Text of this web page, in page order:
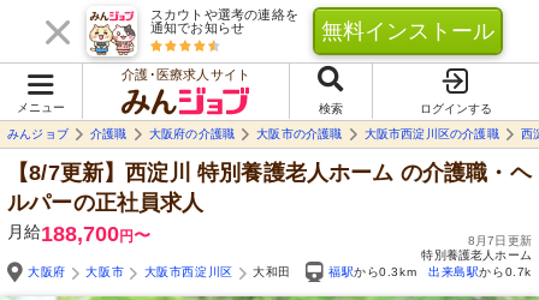
スカウトや選考の連絡を
通知でお知らせ
無料インストール
メニュー
介護･医療求人サイト
検索
ログインする
みんジョブ
介護職 大阪府の介護職 大阪市の介護職 大阪市西淀川区の介護職 西
【8/7更新】西淀川 特別養護老人ホーム の介護職・ヘ
ルパーの正社員求人
月給188,700円〜
8月7日更新
特別養護老人ホーム
大阪府
大阪市 大阪市西淀川区 大和田 福駅から0.3km 出来島駅から